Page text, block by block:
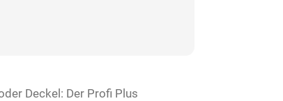
Deckel: Der Profi Plus